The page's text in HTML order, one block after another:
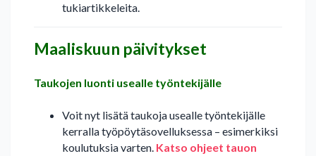
tukiartikkeleita.
Maaliskuun päivitykset
Taukojen luonti usealle työntekijälle
Voit nyt lisätä taukoja usealle työntekijälle
kerralla työpöytäsovelluksessa – esimerkiksi
koulutuksia varten. Katso ohjeet tauon